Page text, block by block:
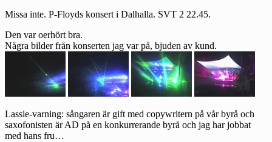
Missa inte. P-Floyds konsert i Dalhalla. SVT 2 22.45.
Den var oerhört bra.
Några bilder från konserten jag var på, bjuden av kund.
Lassie-varning: sångaren är gift med copywritern på vår byrå och
saxofonisten är AD på en konkurrerande byrå och jag har jobbat
med hans fru…